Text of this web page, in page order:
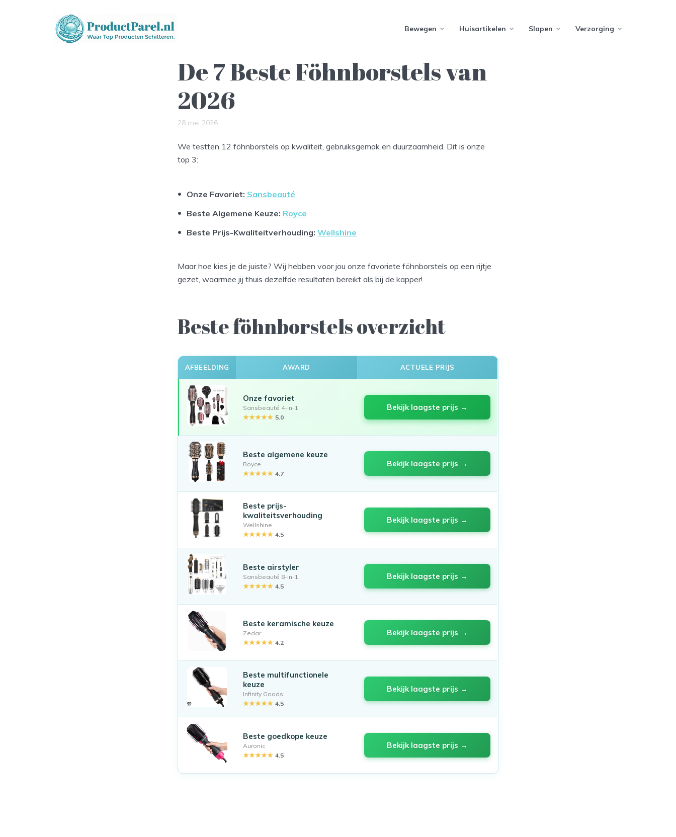
Bewegen Huisartikelen Slapen Verzorging
De 7 Beste Föhnborstels van
2026
28 mei 2026
We testten 12 föhnborstels op kwaliteit, gebruiksgemak en duurzaamheid. Dit is onze
top 3:
Onze Favoriet: Sansbeauté
Beste Algemene Keuze: Royce
Beste Prijs-Kwaliteitverhouding: Wellshine
Maar hoe kies je de juiste? Wij hebben voor jou onze favoriete föhnborstels op een rijtje
gezet, waarmee jij thuis dezelfde resultaten bereikt als bij de kapper!
Beste föhnborstels overzicht
AFBEELDING AWARD ACTUELE PRIJS
Onze favoriet
Sansbeauté 4-in-1
★★★★★ 5.0
Bekijk laagste prijs →
Beste algemene keuze
Royce
★★★★★ 4.7
Bekijk laagste prijs →
Beste prijs-
kwaliteitsverhouding
Wellshine
★★★★★ 4.5
Bekijk laagste prijs →
Beste airstyler
Sansbeauté 8-in-1
★★★★★ 4.5
Bekijk laagste prijs →
Beste keramische keuze
Zedar
★★★★★ 4.2
Bekijk laagste prijs →
Beste multifunctionele
keuze
Infinity Goods
★★★★★ 4.5
Bekijk laagste prijs →
Beste goedkope keuze
Auronic
★★★★★ 4.5
Bekijk laagste prijs →